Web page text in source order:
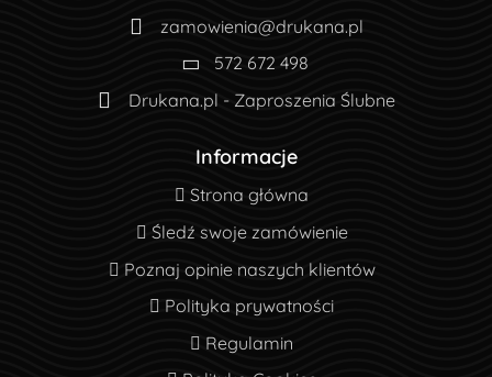
zamowienia@drukana.pl
572 672 498
Drukana.pl - Zaproszenia Ślubne
Informacje
Strona główna
Strona główna
Śledź swoje zamówienie
Śledź swoje zamówienie
Poznaj opinie naszych klientów
Poznaj opinie naszych klientów
Polityka prywatności
Polityka prywatności
Regulamin
Regulamin